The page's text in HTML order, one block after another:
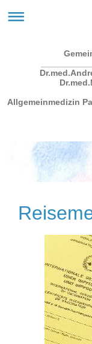
Allgemeinmedizin